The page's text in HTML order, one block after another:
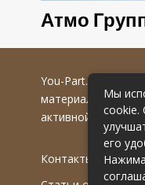
Атмо
You-Part.ru
©
материалов
активной
Контакты
Мы
cookie.
его